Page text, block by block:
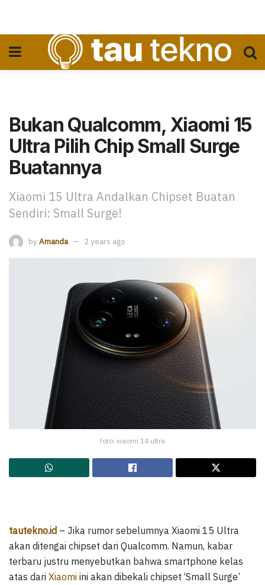
Bukan Qualcomm, Xiaomi 15
Ultra Pilih Chip Small Surge
Buatannya
Xiaomi 15 Ultra Andalkan Chipset Buatan
Sendiri: Small Surge!
by Amanda 2 years ago
foto: xiaomi 14 ultra
tautekno.id – Jika rumor sebelumnya Xiaomi 15 Ultra
akan ditengai chipset dari Qualcomm. Namun, kabar
terbaru justru menyebutkan bahwa smartphone kelas
atas dari Xiaomi ini akan dibekali chipset ‘Small Surge’